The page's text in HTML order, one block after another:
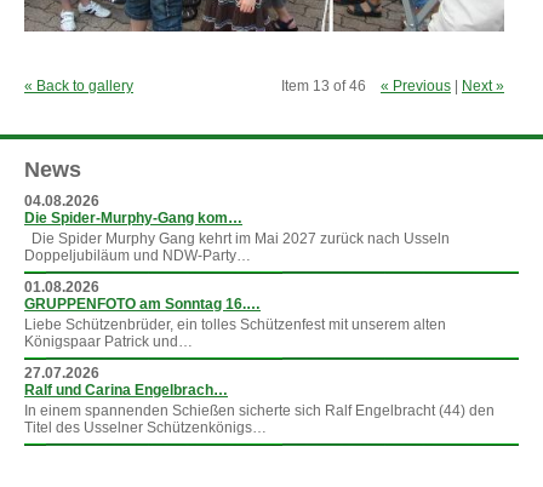
« Back to gallery Item 13 of 46 « Previous | Next »
News
04.08.2026
Die Spider-Murphy-Gang kom…
Die Spider Murphy Gang kehrt im Mai 2027 zurück nach Usseln
Doppeljubiläum und NDW-Party…
01.08.2026
GRUPPENFOTO am Sonntag 16.…
Liebe Schützenbrüder, ein tolles Schützenfest mit unserem alten
Königspaar Patrick und…
27.07.2026
Ralf und Carina Engelbrach…
In einem spannenden Schießen sicherte sich Ralf Engelbracht (44) den
Titel des Usselner Schützenkönigs…